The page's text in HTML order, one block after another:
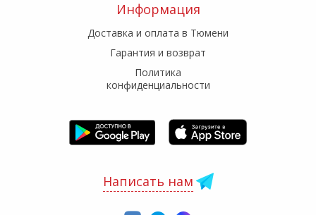
Информация
Доставка и оплата в Тюмени
Гарантия и возврат
Политика
конфиденциальности
Написать нам